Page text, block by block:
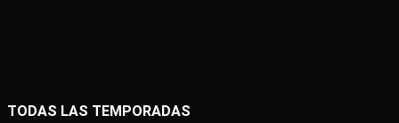
TODAS LAS TEMPORADAS